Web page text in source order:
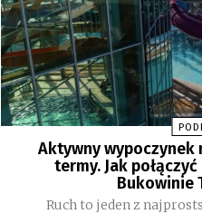
Aktywny wypoczynek
termy. Jak
Bukowinie
Ruch to jeden z